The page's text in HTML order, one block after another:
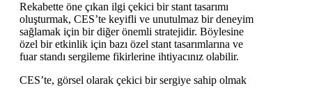
Rekabette öne çıkan ilgi çekici bir stant tasarımı
oluşturmak, CES’te keyifli ve unutulmaz bir deneyim
sağlamak için bir diğer önemli stratejidir. Böylesine
özel bir etkinlik için bazı özel stant tasarımlarına ve
fuar standı sergileme fikirlerine ihtiyacınız olabilir.
CES’te, görsel olarak çekici bir sergiye sahip olmak